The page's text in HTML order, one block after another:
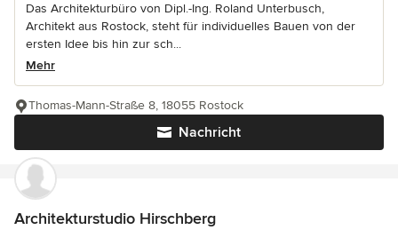
Das Architekturbüro von Dipl.-Ing. Roland Unterbusch,
Architekt aus Rostock, steht für individuelles Bauen von der
ersten Idee bis hin zur sch...
Mehr
Nachricht
Thomas-Mann-Straße 8, 18055 Rostock
Architekturstudio Hirschberg